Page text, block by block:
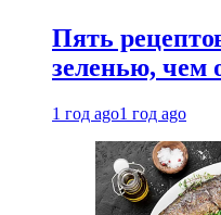
Пять
зеленью, чем
1 год ago1 год ago